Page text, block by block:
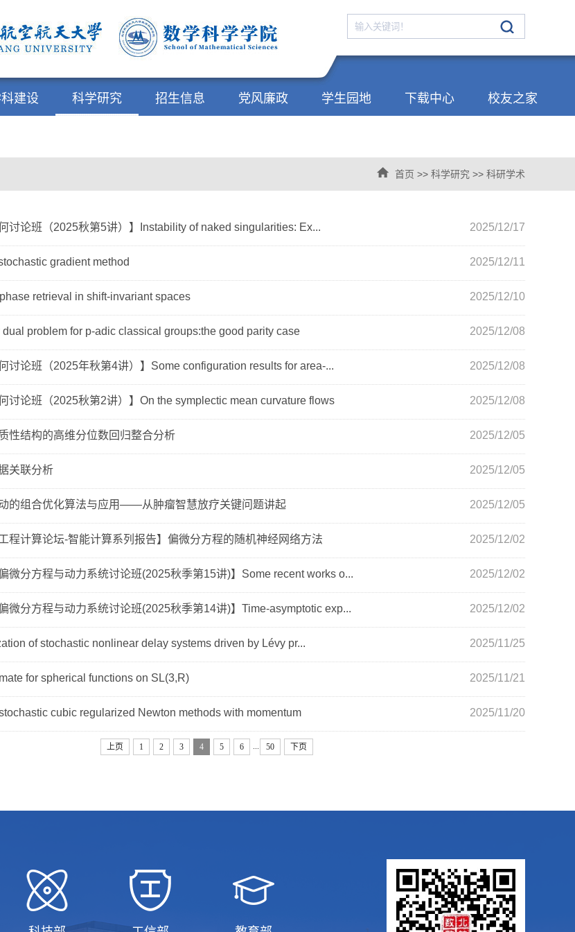
建设 科学研究 招生信息 党风廉政 学生园地 下载中心 校友之家
首页 >> 科学研究 >> 科研学术
讨论班（2025秋第5讲）】Instability of naked singularities: Ex... 2025/12/17
gradient method 2025/12/11
retrieval in shift-invariant spaces 2025/12/10
dual problem for p-adic classical groups:the good parity case 2025/12/08
讨论班（2025年秋第4讲）】Some configuration results for area-... 2025/12/08
讨论班（2025秋第2讲）】On the symplectic mean curvature flows 2025/12/08
性结构的高维分位数回归整合分析 2025/12/05
关联分析 2025/12/05
动的组合优化算法与应用——从肿瘤智慧放疗关键问题讲起 2025/12/05
程计算论坛-智能计算系列报告】偏微分方程的随机神经网络方法 2025/12/02
微分方程与动力系统讨论班(2025秋季第15讲)】Some recent works o... 2025/12/02
微分方程与动力系统讨论班(2025秋季第14讲)】Time-asymptotic exp... 2025/12/02
of stochastic nonlinear delay systems driven by Lévy pr... 2025/11/25
for spherical functions on SL(3,R) 2025/11/21
cubic regularized Newton methods with momentum 2025/11/20
上页 1 2 3 4 5 6 50 下页